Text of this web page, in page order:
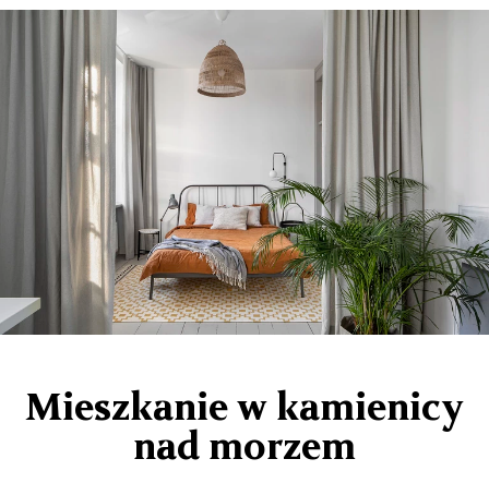
Mieszkanie w kamienicy
nad morzem